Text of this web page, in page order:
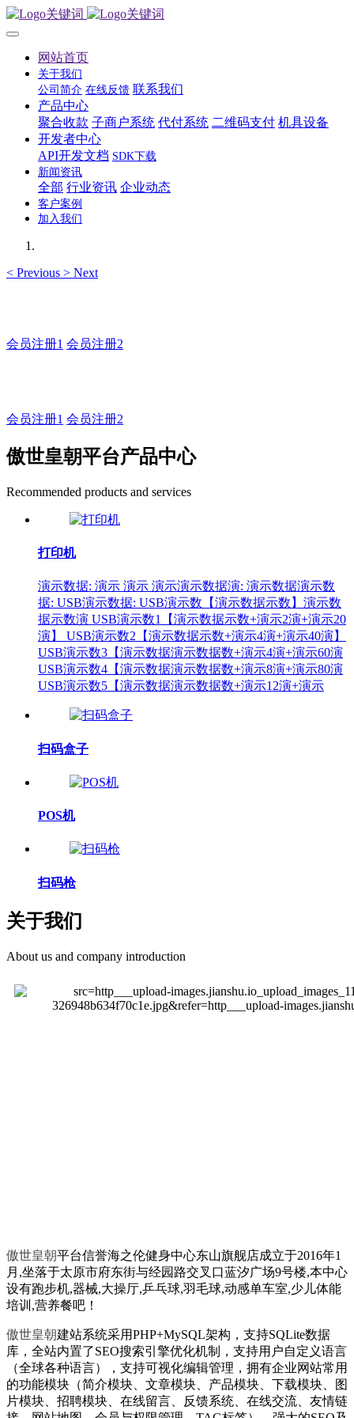
网站首页
关于我们
公司简介 在线反馈 联系我们
产品中心
聚合收款 子商户系统 代付系统 二维码支付 机具设备
开发者中心
API开发文档 SDK下载
新闻资讯
全部 行业资讯 企业动态
客户案例
加入我们
< Previous > Next
会员注册1 会员注册2
会员注册1 会员注册2
傲世皇朝平台产品中心
Recommended products and services
打印机
演示数据: 演示 演示 演示演示数据演: 演示数据演示数
据: USB演示数据: USB演示数【演示数据示数】演示数
据示数演 USB演示数1【演示数据示数+演示2演+演示20
演】 USB演示数2【演示数据示数+演示4演+演示40演】
USB演示数3【演示数据演示数据数+演示4演+演示60演
USB演示数4【演示数据演示数据数+演示8演+演示80演
USB演示数5【演示数据演示数据数+演示12演+演示
扫码盒子
POS机
扫码枪
关于我们
About us and company introduction
傲世皇朝平台信誉海之伦健身中心东山旗舰店成立于2016年1
月,坐落于太原市府东街与经园路交叉口蓝汐广场9号楼,本中心
设有跑步机,器械,大操厅,乒乓球,羽毛球,动感单车室,少儿体能
培训,营养餐吧！
傲世皇朝建站系统采用PHP+MySQL架构，支持SQLite数据
库，全站内置了SEO搜索引擎优化机制，支持用户自定义语言
（全球各种语言），支持可视化编辑管理，拥有企业网站常用
的功能模块（简介模块、文章模块、产品模块、下载模块、图
片模块、招聘模块、在线留言、反馈系统、在线交流、友情链